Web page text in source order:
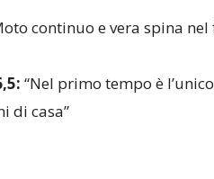
continuo e vera spina
“Nel primo tempo è
di casa”